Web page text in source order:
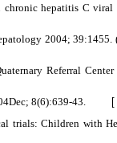
hepatitis C viral
2004; 39:1455.
Referral Center
8(6):639-43. [
trials: Children with